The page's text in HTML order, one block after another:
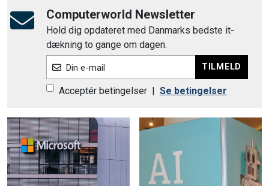
Computerworld Newsletter
Hold dig opdateret med Danmarks bedste it-
dækning to gange om dagen.
Din e-mail TILMELD
Acceptér betingelser | Se betingelser